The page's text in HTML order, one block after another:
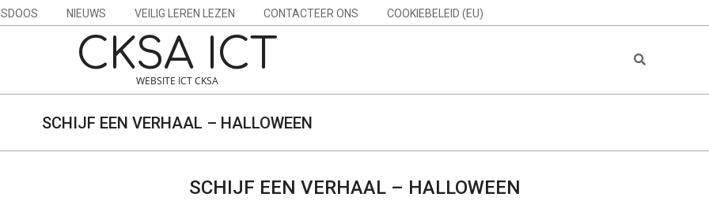
NIEUWS VEILIG LEREN LEZEN CONTACTEER ONS COOKIEBELEID (EU)
CKSA ICT
WEBSITE ICT CKSA
Search
SCHIJF EEN VERHAAL – HALLOWEEN
SCHIJF EEN VERHAAL – HALLOWEEN